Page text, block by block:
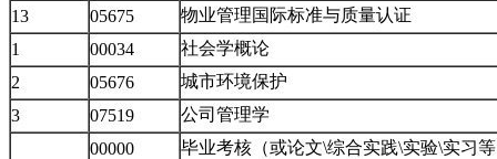
13
05675
物业管理国际标准与质量认证
1
00034
社会学概论
2
05676
城市环境保护
3
07519
公司管理学
00000
毕业考核（或论文\综合实践\实验\实习